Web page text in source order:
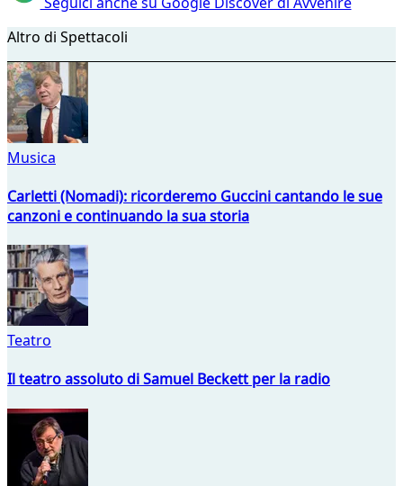
Altro di Spettacoli
Musica
Carletti (Nomadi): ricorderemo Guccini cantando le sue
canzoni e continuando la sua storia
Teatro
Il teatro assoluto di Samuel Beckett per la radio